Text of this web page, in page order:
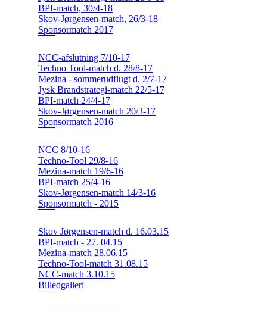
BPI-match, 30/4-18
Skov-Jørgensen-match, 26/3-18
Sponsormatch 2017
NCC-afslutning 7/10-17
Techno Tool-match d. 28/8-17
Mezina - sommerudflugt d. 2/7-17
Jysk Brandstrategi-match 22/5-17
BPI-match 24/4-17
Skov-Jørgensen-match 20/3-17
Sponsormatch 2016
NCC 8/10-16
Techno-Tool 29/8-16
Mezina-match 19/6-16
BPI-match 25/4-16
Skov-Jørgensen-match 14/3-16
Sponsormatch - 2015
Skov Jørgensen-match d. 16.03.15
BPI-match - 27. 04.15
Mezina-match 28.06.15
Techno-Tool-match 31.08.15
NCC-match 3.10.15
Billedgalleri